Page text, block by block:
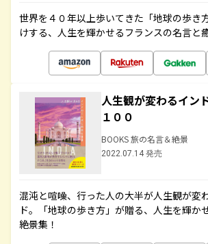
世界を４０年以上歩いてきた「地球の歩き
けする、人生を輝かせるフランスの名言と
人生観が変わるイン
１００
BOOKS 旅の名言＆絶景
2022.07.14 発売
混沌と喧噪、行った人の大半が人生観が変
ド。「地球の歩き方」が贈る、人生を輝か
絶景集！